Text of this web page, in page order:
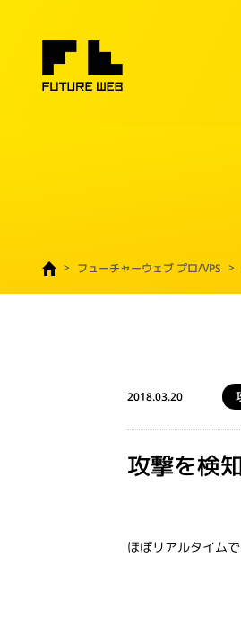
フューチャーウェブ プロ/VPS
2018.03.20
攻撃を検
ほぼリアルタイム